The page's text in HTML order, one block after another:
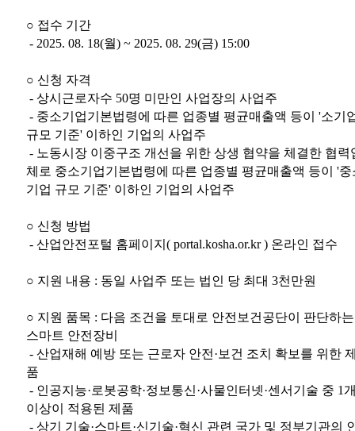
○ 접수 기간
- 2025. 08. 18(월) ~ 2025. 08. 29(금) 15:00
○ 신청 자격
- 상시근로자수 50명 미만인 사업장의 사업주
- 중소기업기본법령에 따른 업종별 평균매출액 등이 '소기
규모 기준' 이하인 기업의 사업주
- 노동시장 이중구조 개선을 위한 상생 협약을 체결한 협력
체로 중소기업기본법령에 따른 업종별 평균매출액 등이 '중
기업 규모 기준' 이하인 기업의 사업주
○ 신청 방법
- 산업안전포털 홈페이지( portal.kosha.or.kr ) 온라인 접수
○ 지원 내용 : 동일 사업주 또는 법인 당 최대 3천만원
○ 지원 품목 : 다음 조건을 토대로 안전보건공단이 판단하는
스마트 안전장비
- 산업재해 예방 또는 근로자 안전·보건 조치 확보를 위한
품
- 인공지능·로봇공학·정보통신·사물인터넷·센서기술 중 1
이상이 적용된 제품
- 상기 기술·스마트·신기술·혁신 관련 국가 및 정부기관의